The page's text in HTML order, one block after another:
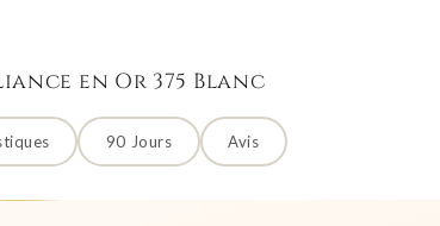
en Or 375 Blanc
90 Jours Avis